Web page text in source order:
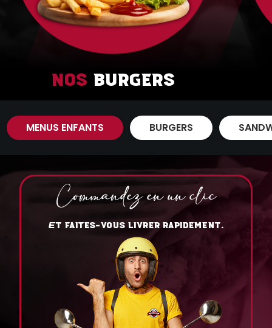
Nos Burgers
MENUS ENFANTS BURGERS
Commandez en un clic
ET FAITES-VOUS LIVRER RAPIDEMENT.